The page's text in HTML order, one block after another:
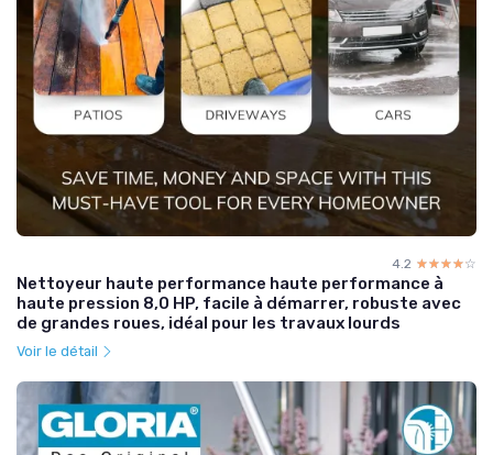
4.2 ☆☆☆☆☆
★★★★★
Nettoyeur haute performance haute performance à
haute pression 8,0 HP, facile à démarrer, robuste avec
de grandes roues, idéal pour les travaux lourds
Voir le détail